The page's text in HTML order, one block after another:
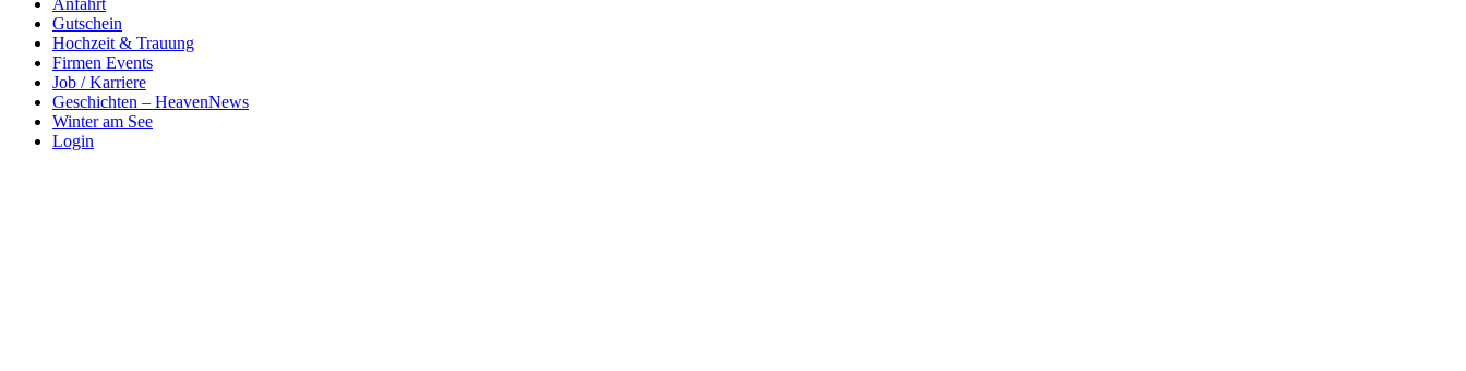
Anfahrt
Gutschein
Hochzeit & Trauung
Firmen Events
Job / Karriere
Geschichten – HeavenNews
Winter am See
Login